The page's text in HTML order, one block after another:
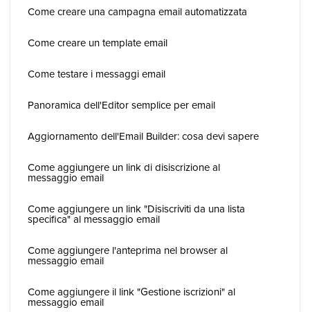
Come creare una campagna email automatizzata
Come creare un template email
Come testare i messaggi email
Panoramica dell'Editor semplice per email
Aggiornamento dell'Email Builder: cosa devi sapere
Come aggiungere un link di disiscrizione al
messaggio email
Come aggiungere un link "Disiscriviti da una lista
specifica" al messaggio email
Come aggiungere l'anteprima nel browser al
messaggio email
Come aggiungere il link "Gestione iscrizioni" al
messaggio email